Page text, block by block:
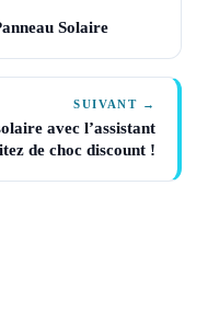
Solaire
SUIVANT →
avec l’assistant
de choc discount !